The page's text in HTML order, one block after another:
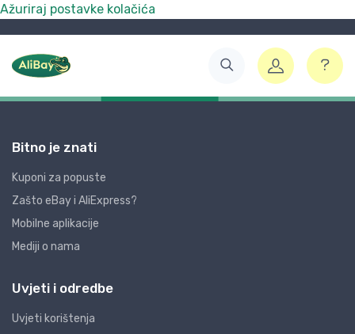
Ažuriraj postavke kolačića
Bitno je znati
Kuponi za popuste
Zašto eBay i AliExpress?
Mobilne aplikacije
Mediji o nama
Uvjeti i odredbe
Uvjeti korištenja